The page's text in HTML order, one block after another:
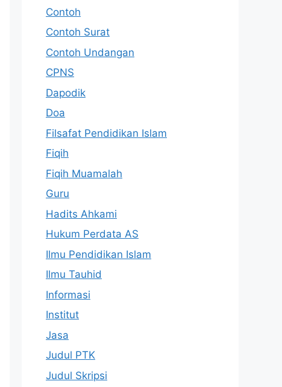
Contoh
Contoh Surat
Contoh Undangan
CPNS
Dapodik
Doa
Filsafat Pendidikan Islam
Fiqih
Fiqih Muamalah
Guru
Hadits Ahkami
Hukum Perdata AS
Ilmu Pendidikan Islam
Ilmu Tauhid
Informasi
Institut
Jasa
Judul PTK
Judul Skripsi